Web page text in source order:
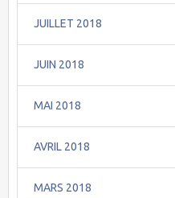
JUILLET 2018
JUIN 2018
MAI 2018
AVRIL 2018
MARS 2018